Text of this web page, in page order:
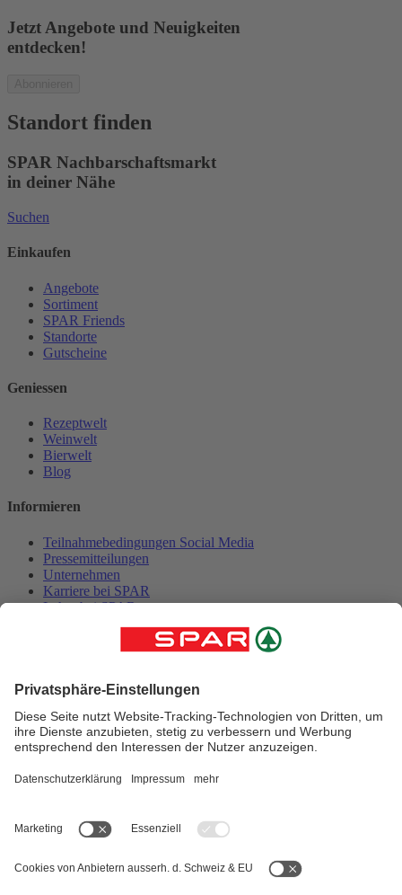
Jetzt Angebote und Neuigkeiten
entdecken!
Standort finden
SPAR Nachbarschaftsmarkt
in deiner Nähe
Suchen
Einkaufen
Angebote
Sortiment
SPAR Friends
Standorte
Gutscheine
Geniessen
Rezeptwelt
Weinwelt
Bierwelt
Blog
Informieren
Teilnahmebedingungen Social Media
Pressemitteilungen
Unternehmen
Karriere bei SPAR
Lehre bei SPAR
Impressum